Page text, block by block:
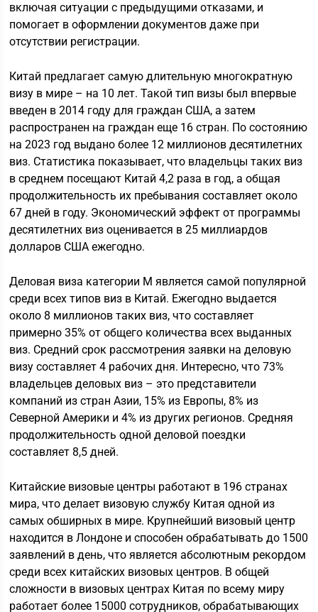
включая ситуации с предыдущими отказами, и
помогает в оформлении документов даже при
отсутствии регистрации.
Китай предлагает самую длительную многократную
визу в мире – на 10 лет. Такой тип визы был впервые
введен в 2014 году для граждан США, а затем
распространен на граждан еще 16 стран. По состоянию
на 2023 год выдано более 12 миллионов десятилетних
виз. Статистика показывает, что владельцы таких виз
в среднем посещают Китай 4,2 раза в год, а общая
продолжительность их пребывания составляет около
67 дней в году. Экономический эффект от программы
десятилетних виз оценивается в 25 миллиардов
долларов США ежегодно.
Деловая виза категории M является самой популярной
среди всех типов виз в Китай. Ежегодно выдается
около 8 миллионов таких виз, что составляет
примерно 35% от общего количества всех выданных
виз. Средний срок рассмотрения заявки на деловую
визу составляет 4 рабочих дня. Интересно, что 73%
владельцев деловых виз – это представители
компаний из стран Азии, 15% из Европы, 8% из
Северной Америки и 4% из других регионов. Средняя
продолжительность одной деловой поездки
составляет 8,5 дней.
Китайские визовые центры работают в 196 странах
мира, что делает визовую службу Китая одной из
самых обширных в мире. Крупнейший визовый центр
находится в Лондоне и способен обрабатывать до 1500
заявлений в день, что является абсолютным рекордом
среди всех китайских визовых центров. В общей
сложности в визовых центрах Китая по всему миру
работает более 15000 сотрудников, обрабатывающих